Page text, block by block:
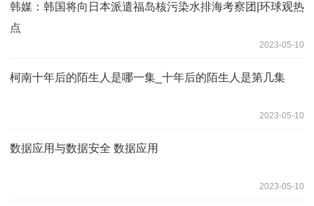
韩媒：韩国将向日本派遣福岛核污染水排海考察团|环球观热
点
2023-05-10
柯南十年后的陌生人是哪一集_十年后的陌生人是第几集
2023-05-10
数据应用与数据安全 数据应用
2023-05-10